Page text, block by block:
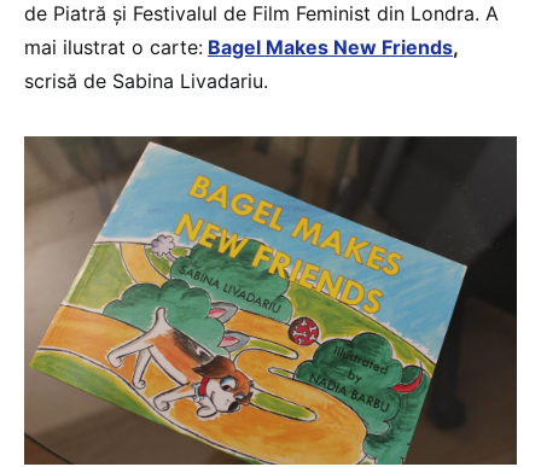
de Piatră și Festivalul de Film Feminist din Londra. A
mai ilustrat o carte: Bagel Makes New Friends,
scrisă de Sabina Livadariu.